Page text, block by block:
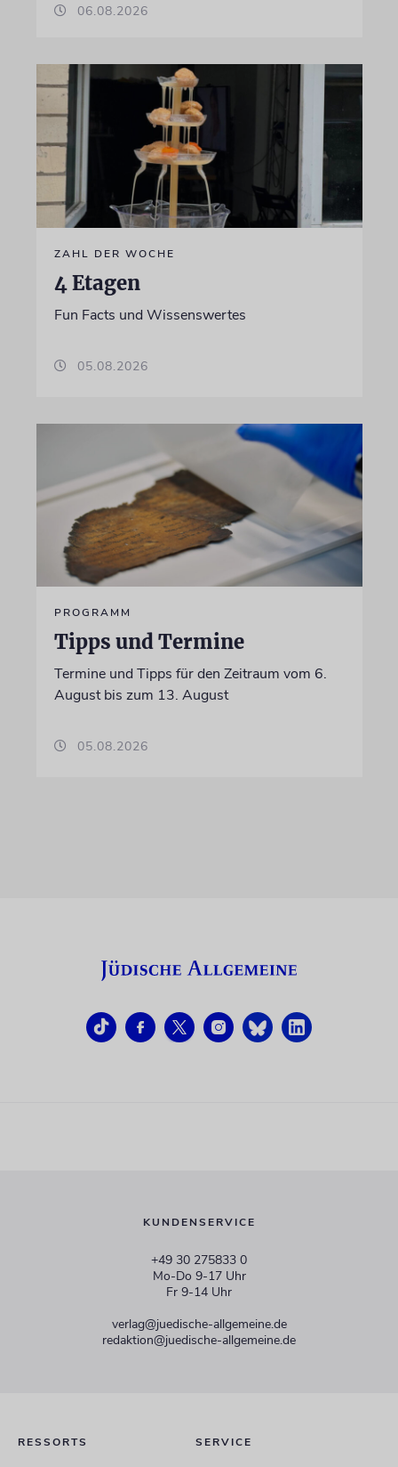
06.08.2026
ZAHL DER WOCHE
4 Etagen
Fun Facts und Wissenswertes
05.08.2026
PROGRAMM
Tipps und Termine
Termine und Tipps für den Zeitraum vom 6.
August bis zum 13. August
05.08.2026
KUNDENSERVICE
+49 30 275833 0
Mo-Do 9-17 Uhr
Fr 9-14 Uhr
verlag@juedische-allgemeine.de
redaktion@juedische-allgemeine.de
RESSORTS SERVICE